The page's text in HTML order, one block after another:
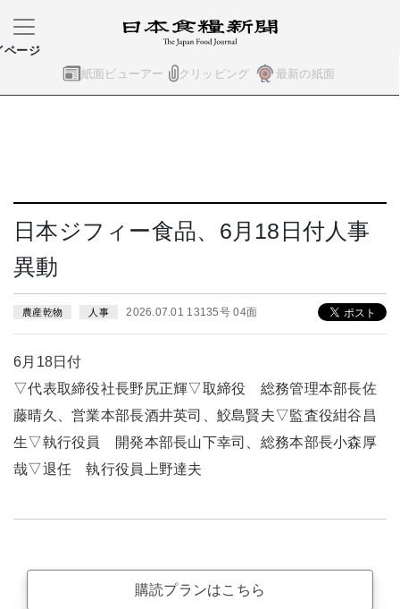
紙面ビューアー クリッピング 最新の紙面
ページ
日本ジフィー食品、6月18日付人事
異動
農産乾物 人事 2026.07.01 13135号 04面
6月18日付
▽代表取締役社長野尻正輝▽取締役 総務管理本部長佐
藤晴久、営業本部長酒井英司、鮫島賢夫▽監査役紺谷昌
生▽執行役員 開発本部長山下幸司、総務本部長小森厚
哉▽退任 執行役員上野達夫
購読プランはこちら